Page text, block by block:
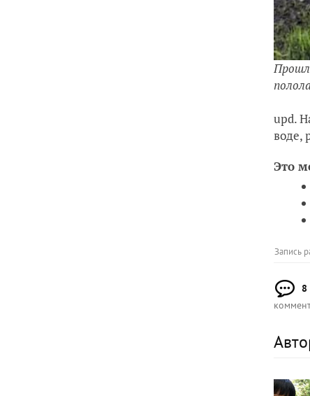
upd.
воде,
Это
Запись
8